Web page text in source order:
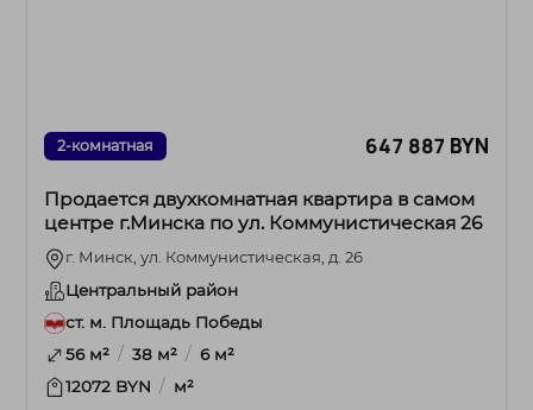
2-комнатная 647 887 BYN
Продается двухкомнатная квартира в самом
центре г.Минска по ул. Коммунистическая 26
г. Минск, ул. Коммунистическая, д. 26
Центральный район
ст. м. Площадь Победы
56 м² / 38 м² / 6 м²
12072 BYN / м²